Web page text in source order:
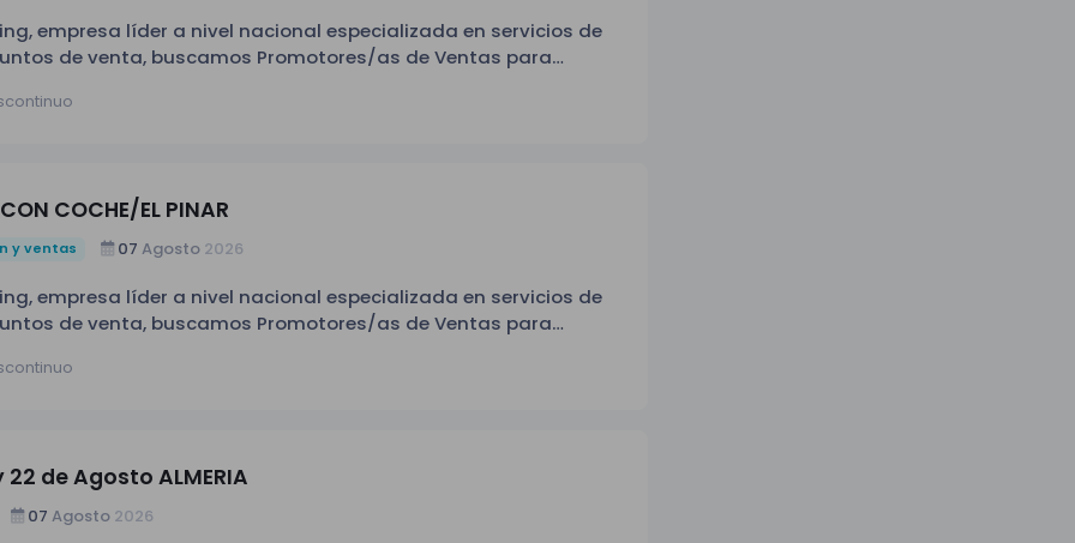
para transporteempresa líder a nivel nacional especializada en servicios de
de venta, buscamos Promotores/as de Ventas para
comerciales y te gusta trabajar de cara al público,
ventas o atención al cliente (valorable). -Perfil comercial,
para transporte
COCHE/EL PINAR
y ventas 07 Agosto 2026
empresa líder a nivel nacional especializada en servicios de
de venta, buscamos Promotores/as de Ventas para
tienes habilidades comerciales y te gusta trabajar de cara
ventas o atención al cliente (valorable). -Perfil comercial,
de Agosto ALMERIA
07 Agosto 2026